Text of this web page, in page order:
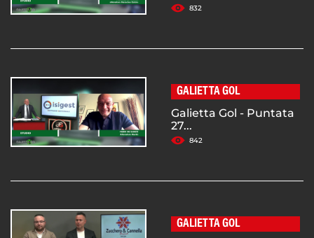
832
GALIETTA GOL
Galietta Gol - Puntata
27...
842
GALIETTA GOL